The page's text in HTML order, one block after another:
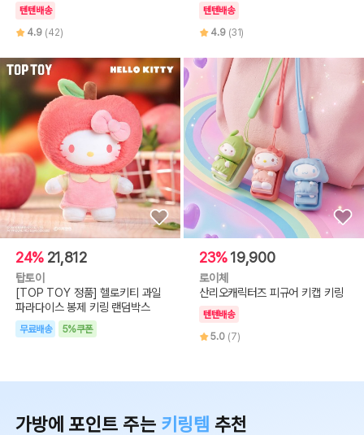
텐텐배송
4.9 (42)
텐텐배송
4.9 (31)
24% 21,812
탑토이
[TOP TOY 정품] 헬로키티 과일
파라다이스 봉제 키링 랜덤박스
무료배송 5%쿠폰
23%19,900
로이체
산리오캐릭터즈 피규어 키캡 키링
텐텐배송
5.0 (7)
가방에 포인트 주는 키링템 추천